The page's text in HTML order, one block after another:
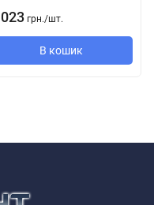
регулюючого
регульований
грн./шт.
В кошик